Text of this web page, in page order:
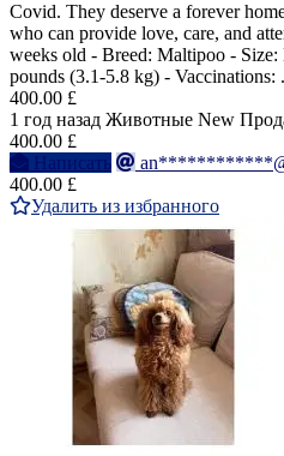
Covid. They deserve a forever
who can provide love, care, and
weeks old - Breed: Maltipoo -
pounds (3.1-5.8 kg) - Vaccinations:
400.00 £
1 год назад Животные New
400.00 £
Написать
400.00 £
Удалить из избранного